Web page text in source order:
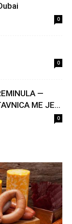
0
0
—
ME JE...
0